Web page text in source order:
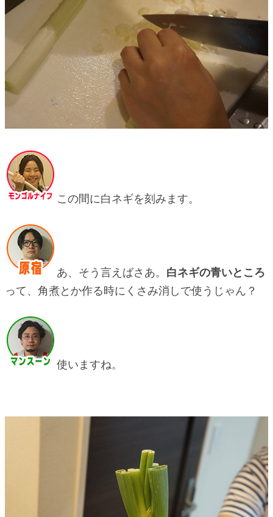
この間に白ネギを刻みます。
あ、そう言えばさあ。 白ネギの青いところ
って、角煮とか作る時にくさみ消しで使うじゃん？
使いますね。